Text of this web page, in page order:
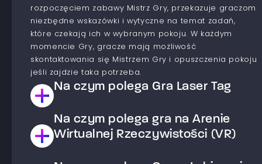
rozpoczęciem zabawy Mistrz Gry, przekazuje graczom
niezbędne wskazówki i wytyczne na temat zadań,
które czekają ich w wybranym pokoju. W każdym
momencie Gry, gracze mają możliwość
skontaktowania się Mistrzem Gry i opuszczenia pokoju
jeśli zajdzie taka potrzeba.
Na czym polega Gra Laser Tag
Jest to Gra typu paintball laserowy. Gracze dzielą się
na drużyny, które współzawodniczą ze sobą aby
osiągnąć cel wyznaczony w wybranym scenariuszu.
Na czym polega gra na Arenie
Wirtualnej Rzeczywistości (VR)